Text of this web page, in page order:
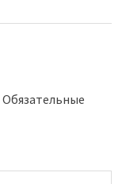
Обязательные